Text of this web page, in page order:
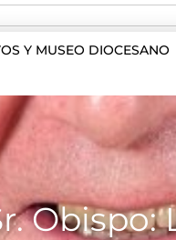
Y MUSEO DIOCESANO